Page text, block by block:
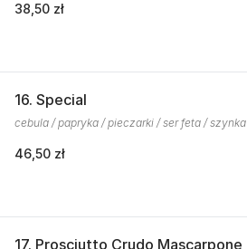
38,50 zł
16. Special
cebula / papryka / pieczarki / ser feta / szynka
46,50 zł
17. Prosciutto Crudo Mascarpone